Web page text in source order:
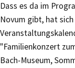
Dass es da im
Novum gibt, hat
"Familienkonzert
Bach-Museum,